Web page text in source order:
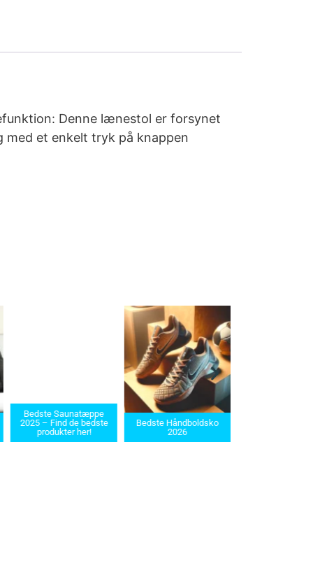
Denne lænestol er forsynet
et enkelt tryk på knappen
Bedste Saunatæppe
2025 – Find de bedste
produkter her!
Bedste Håndboldsko
2026